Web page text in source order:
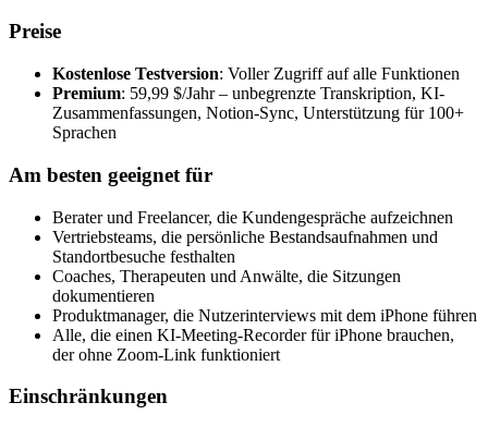
Preise
Kostenlose Testversion: Voller Zugriff auf alle Funktionen
Premium: 59,99 $/Jahr – unbegrenzte Transkription, KI-
Zusammenfassungen, Notion-Sync, Unterstützung für 100+
Sprachen
Am besten geeignet für
Berater und Freelancer, die Kundengespräche aufzeichnen
Vertriebsteams, die persönliche Bestandsaufnahmen und
Standortbesuche festhalten
Coaches, Therapeuten und Anwälte, die Sitzungen
dokumentieren
Produktmanager, die Nutzerinterviews mit dem iPhone führen
Alle, die einen KI-Meeting-Recorder für iPhone brauchen,
der ohne Zoom-Link funktioniert
Einschränkungen